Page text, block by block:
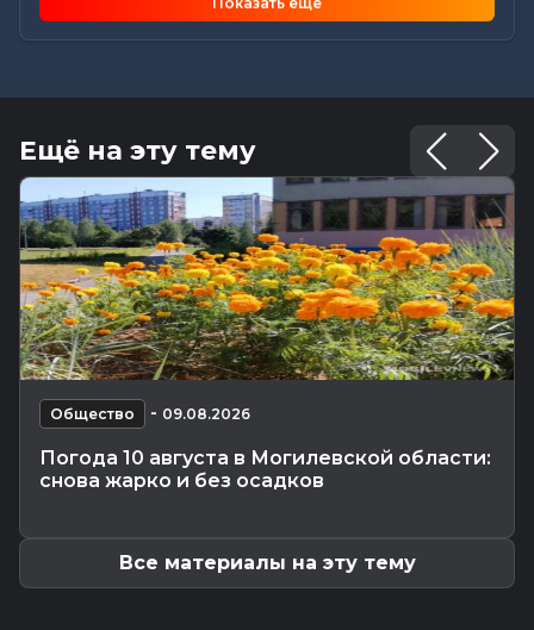
астропрогноз для каждого...
Погоня в Костюковичском районе: 15-летний
мотоциклист пытался...
Калейдоскоп -08.08.2026 16:53
В Могилеве впервые проходят масштабные
соревнования по мотоспорту...
Происшествия -08.08.2026 16:51
Смертельное ДТП в Белыничском районе:
мотоциклист погиб на месте
Общество -08.08.2026 15:00
Погода 9 августа в Могилевской области: без
осадков и комфортные...
Видеоновости - 08.08.2026 10:04
Готовим вкусно | медальоны из говядины, салат
Ещё на эту тему
Общество - 09.08.2026
Погода 10 августа в Могилевской области:
снова жарко и без осадков
Все материалы на эту тему